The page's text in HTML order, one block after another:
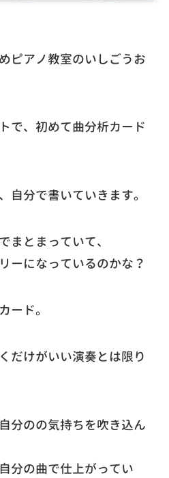
ピアノ教室のいしごうお
で、初めて曲分析カード
自分で書いていきます。
まとまっていて、
ーになっているのかな？
ード。
だけがいい演奏とは限り
分のの気持ちを吹き込ん
分の曲で仕上がってい